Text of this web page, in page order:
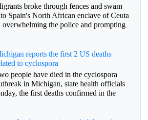
broke through fences and swam
Spain's North African enclave of Ceuta
the police and prompting
reports the first 2 US deaths
to cyclospora
people have died in the cyclospora
in Michigan, state health officials
the first deaths confirmed in the